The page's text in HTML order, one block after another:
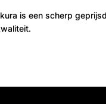
is een scherp